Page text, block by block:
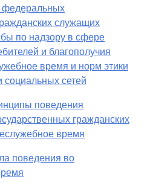
федеральных
служащих
по надзору в сфере
и благополучия
время и норм этики
социальных сетей
поведения
гражданских
время
поведения во